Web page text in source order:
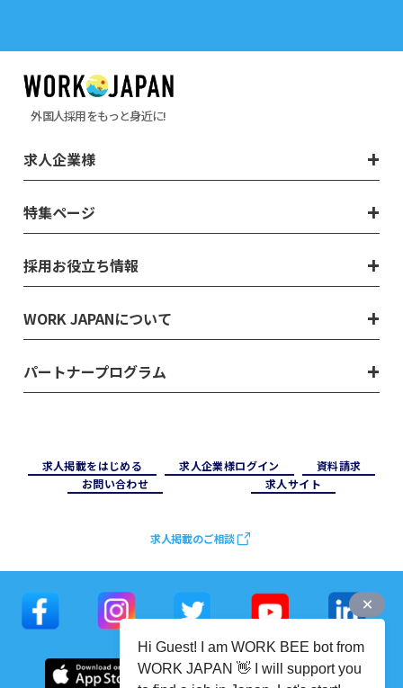
外国人採用をもっと身近に!
求人企業様
特集ページ
採用お役立ち情報
WORK JAPANについて
パートナープログラム
求⼈掲載をはじめる 求⼈企業様ログイン
資料請求
お問い合わせ
求⼈サイト
求人掲載のご相談
Hi Guest! I am WORK BEE bot from
WORK JAPAN 👋 I will support you